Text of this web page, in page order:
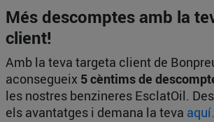
Més descomptes amb la
client!
Amb la teva targeta client de
aconsegueix 5 cèntims de
les nostres benzineres EsclatOil.
els avantatges i demana la teva aquí.